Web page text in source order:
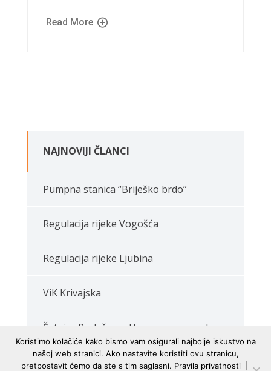
Read More
NAJNOVIJI ČLANCI
Pumpna stanica “Briješko brdo”
Regulacija rijeke Vogošća
Regulacija rijeke Ljubina
ViK Krivajska
Šetnica Park šume Hum u novom ruhu
Koristimo kolačiće kako bismo vam osigurali najbolje iskustvo na
našoj web stranici. Ako nastavite koristiti ovu stranicu,
pretpostavit ćemo da ste s tim saglasni. Pravila privatnosti|